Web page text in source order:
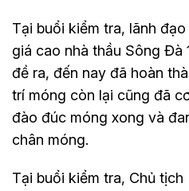
Tại buổi kiểm tra, lãnh
giá cao nhà thầu Sông Đà
đề ra, đến nay đã hoàn
trí móng còn lại cũng đã
đào đúc móng xong và
chân móng.
Tại buổi kiểm tra, Chủ